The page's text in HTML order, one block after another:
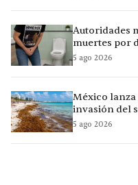
Autoridades
muertes por
5 ago 2026
México
invasión del
5 ago 2026